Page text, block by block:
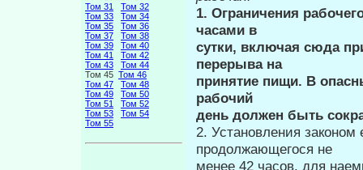
Том 31
Том 32
Том 33
Том 34
Том 35
Том 36
Том 37
Том 38
Том 39
Том 40
Том 41
Том 42
Том 43
Том 44
Том 45 Том 46
Том 47
Том 48
Том 49
Том 50
Том 51
Том 52
Том 53
Том 54
Том 55
1. Ограничения
часами в
сутки, включая сюда
перерыва на
принятие пищи. В
рабочий
день должен быть
2. Установления законом
продолжающегося не
менее 42 часов, для